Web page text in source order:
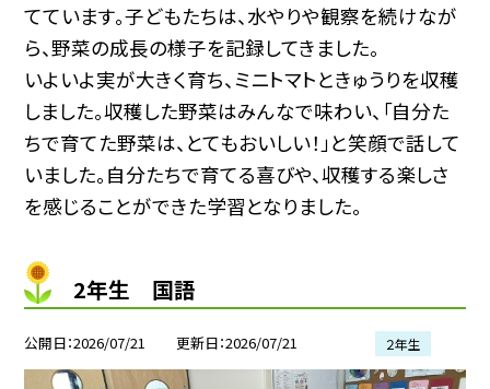
てています。子どもたちは、水やりや観察を続けなが
ら、野菜の成長の様子を記録してきました。
いよいよ実が大きく育ち、ミニトマトときゅうりを収穫
しました。収穫した野菜はみんなで味わい、「自分た
ちで育てた野菜は、とてもおいしい！」と笑顔で話して
いました。自分たちで育てる喜びや、収穫する楽しさ
を感じることができた学習となりました。
2年生 国語
公開日 2026/07/21 更新日 2026/07/21 ２年生